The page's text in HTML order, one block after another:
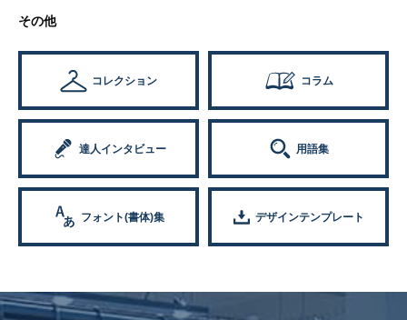
その他
コレクション コラム
達人インタビュー 用語集
フォント(書体)集 デザインテンプレート